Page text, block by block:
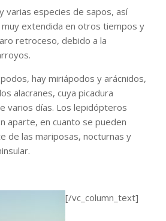
varias especies de sapos, así
muy extendida en otros tiempos y
retroceso, debido a la
hay miriápodos y arácnidos,
alacranes, cuya picadura
varios días. Los lepidópteros
aparte, en cuanto se pueden
de las mariposas, nocturnas y
[/vc_column_text]